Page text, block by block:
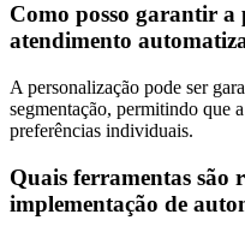
Como posso garantir a
atendimento
A personalização pode ser
segmentação, permitindo que
preferências individuais.
Quais ferramentas são
implementação de